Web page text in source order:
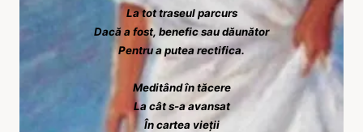
La tot traseul parcurs
Dacă a fost, benefic sau dăunător
Pentru a putea rectifica.
Meditând în tăcere
La cât s-a avansat
În cartea vieții